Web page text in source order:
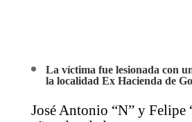
La víctima fue lesionada con
la localidad Ex Hacienda de
José Antonio “N” y Felipe